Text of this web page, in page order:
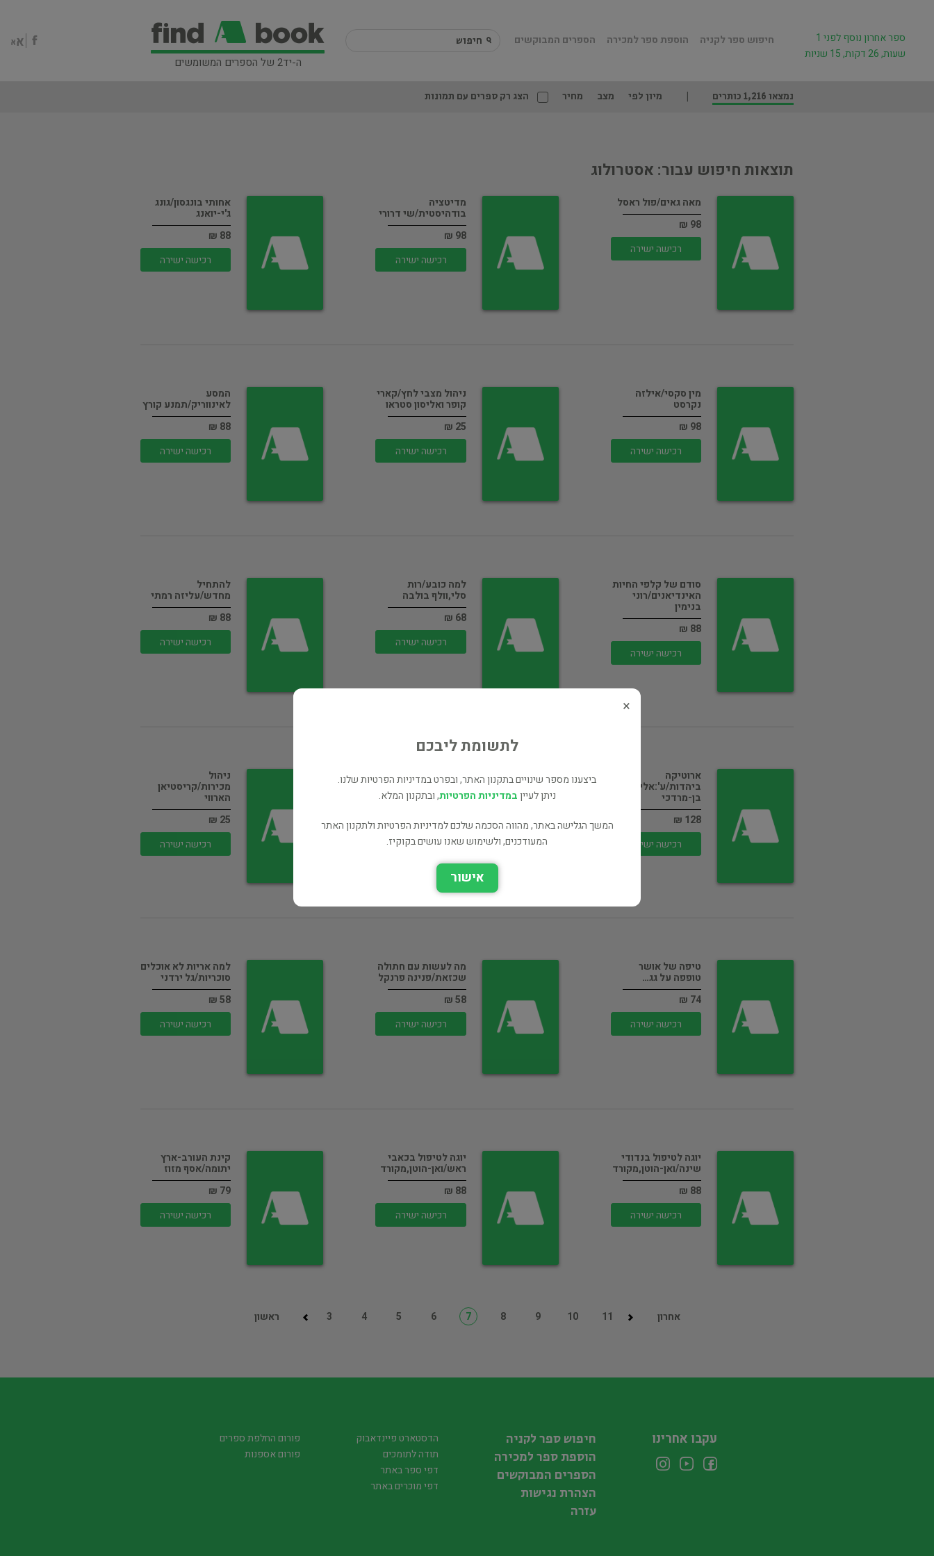
ה-יד2 של הספרים המשומשים
חיפוש ספר לקניה הוספת ספר למכירה הספרים המבוקשים
ספר אחרון נוסף לפני 1
שעות, 26 דקות, 15 שניות
נמצאו 1,216 כותרים מיון לפי מצב מחיר הצג רק ספרים עם תמונות
תוצאות חיפוש עבור: אסטרולוג
מאה גאים/פול ראסל
98 ₪
רכישה ישירה
מדיטציה
בודהיסטית/שי דרורי
98 ₪
רכישה ישירה
אחותי בונגסון/גונג
ג'י-יואנג
88 ₪
רכישה ישירה
מין סקסי/אילזה
נקרסט
98 ₪
רכישה ישירה
ניהול מצבי לחץ/קארי
קופר ואליסון סטראו
25 ₪
רכישה ישירה
המסע
לאינווריק/תמנע קורץ
88 ₪
רכישה ישירה
סודם של קלפי החיות
האינדיאנים/רוני
בנימין
88 ₪
רכישה ישירה
למה כובע/רות
סלי,וולף בולבה
68 ₪
רכישה ישירה
להתחיל
מחדש/עליזה רמתי
88 ₪
רכישה ישירה
ארוטיקה
ביהדות/ע':אלישע
בן-מרדכי
128 ₪
רכישה ישירה
ארומתרפיה
לאוהבים/רות פישמן
רכישה ישירה
ניהול
מכירות/קריסטיאן
הארווי
25 ₪
רכישה ישירה
טיפה של אושר
טופפה על גג…
74 ₪
רכישה ישירה
מה לעשות עם חתולה
שכזאת/פנינה פרנקל
58 ₪
רכישה ישירה
למה אריות לא אוכלים
סוכריות/גל ירדני
58 ₪
רכישה ישירה
יוגה לטיפול בנדודי
שינה/ואן-הוטן,מקורד
88 ₪
רכישה ישירה
יוגה לטיפול בכאבי
ראש/ואן-הוטן,מקורד
88 ₪
רכישה ישירה
קינת העורב-ארץ
יתומה/אסף מזוז
79 ₪
רכישה ישירה
ראשון 3 4 5 6 7 8 9 10 11 אחרון
×
לתשומת ליבכם
ביצענו מספר שינויים בתקנון האתר, ובפרט במדיניות הפרטיות שלנו.
ניתן לעייןבמדיניות הפרטיות, ובתקנון המלא.
המשך הגלישה באתר, מהווה הסכמה שלכם למדיניות הפרטיות ולתקנון האתר
המעודכנים, ולשימוש שאנו עושים בקוקיז.
אישור
עקבו אחרינו
חיפוש ספר לקניה
הוספת ספר למכירה
הספרים המבוקשים
הצהרת נגישות
עזרה
הדסטארט פיינדאבוק
תודה לתומכים
דפי ספר באתר
דפי מוכרים באתר
פורום החלפת ספרים
פורום אספנות